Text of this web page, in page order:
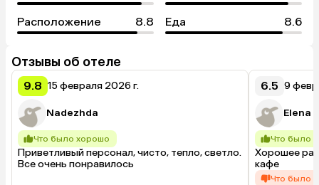
Расположение 8.8 Еда 8.6
Отзывы об отеле
9.8 15 февраля 2026 г.
Nadezhda
Что было хорошо
Приветливый персонал, чисто, тепло, светло.
Все очень понравилось
6.5 9
Elena
Что было
Хорошее
кафе
Что было